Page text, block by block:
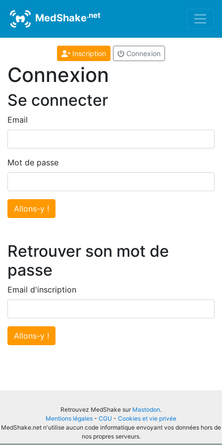
MedShake.net
Inscription Connexion
Connexion
Se connecter
Email
Mot de passe
Allons-y !
Retrouver son mot de
passe
Email d'inscription
Allons-y !
Retrouvez MedShake sur Mastodon.
Mentions légales - CGU - Cookies et vie privée
MedShake.net n'utilise aucun code informatique envoyant vos données hors de
nos propres serveurs.